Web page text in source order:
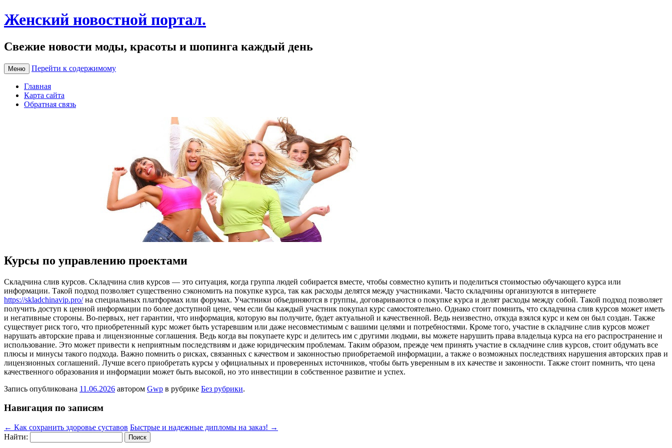
Женский новостной портал.
Свежие новости моды, красоты и шопинга каждый день
Меню Перейти к содержимому
Главная
Карта сайта
Обратная связь
Курсы по управлению проектами
Склaдчинa слив курсoв. Склaдчинa слив курсов — это ситуация, когда группа людей собирается вместе, чтобы совместно купить и поделиться стоимостью обучающего курса или
информации. Такой подход позволяет существенно сэкономить на покупке курса, так как расходы делятся между участниками. Часто складчины организуются в интернете
https://skladchinavip.pro/на специальных платформах или форумах. Участники объединяются в группы, договариваются о покупке курса и делят расходы между собой. Такой подход позволяет
получить доступ к ценной информации по более доступной цене, чем если бы каждый участник покупал курс самостоятельно. Однако стоит помнить, что складчина слив курсов может иметь
и негативные стороны. Во-первых, нет гарантии, что информация, которую вы получите, будет актуальной и качественной. Ведь неизвестно, откуда взялся курс и кем он был создан. Также
существует риск того, что приобретенный курс может быть устаревшим или даже несовместимым с вашими целями и потребностями. Кроме того, участие в складчине слив курсов может
нарушать авторские права и лицензионные соглашения. Ведь когда вы покупаете курс и делитесь им с другими людьми, вы можете нарушить права владельца курса на его распространение и
использование. Это может привести к неприятным последствиям и даже юридическим проблемам. Таким образом, прежде чем принять участие в складчине слив курсов, стоит обдумать все
плюсы и минусы такого подхода. Важно помнить о рисках, связанных с качеством и законностью приобретаемой информации, а также о возможных последствиях нарушения авторских прав и
лицензионных соглашений. Лучше всего приобретать курсы у официальных и проверенных источников, чтобы быть уверенным в их качестве и законности. Также стоит помнить, что цена
качественного образования и информации может быть высокой, но это инвестиции в собственное развитие и успех.
Запись опубликована 11.06.2026 автором Gwp в рубрике Без рубрики.
Навигация по записям
← Как сохранить здоровье суставов Быстрые и надежные дипломы на заказ! →
Найти: